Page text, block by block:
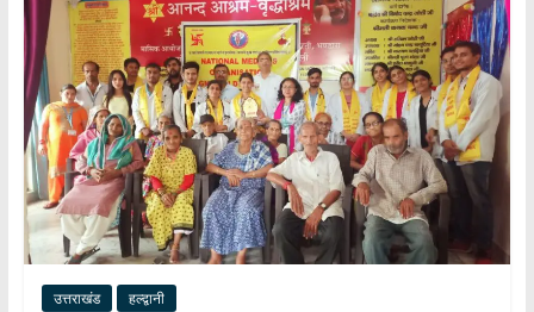
हर
खबर
।
सच्ची
खबर
।
सबकी
खबर
उत्तराखंड हल्द्वानी